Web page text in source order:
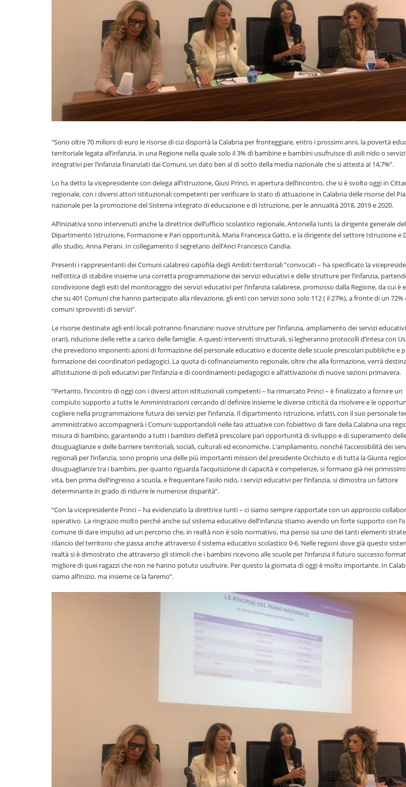
“Sono oltre 70 milioni di euro le risorse di cui disporrà la Calabria per fronteggiare, entro i prossimi anni, la povertà
territoriale legata all’infanzia, in una Regione nella quale solo il 3% di bambine e bambini usufruisce di asili nido o servizi
integrativi per l’infanzia finanziati dai Comuni, un dato ben al di sotto della media nazionale che si attesta al 14,7%”.
Lo ha detto la vicepresidente con delega all’Istruzione, Giusi Princi, in apertura dell’incontro, che si è svolto oggi in
regionale, con i diversi attori istituzionali competenti per verificare lo stato di attuazione in Calabria delle risorse del
nazionale per la promozione del Sistema integrato di educazione e di Istruzione, per le annualità 2018, 2019 e 2020.
All’iniziativa sono intervenuti anche la direttrice dell’ufficio scolastico regionale, Antonella Iunti, la dirigente generale del
Dipartimento Istruzione, Formazione e Pari opportunità, Maria Francesca Gatto, e la dirigente del settore Istruzione e
allo studio, Anna Perani. In collegamento il segretario dell’Anci Francesco Candia.
Presenti i rappresentanti dei Comuni calabresi capofila degli Ambiti territoriali “convocati – ha specificato la
nell’ottica di stabilire insieme una corretta programmazione dei servizi educativi e delle strutture per l’infanzia,
condivisione degli esiti del monitoraggio dei servizi educativi per l’infanzia calabrese, promosso dalla Regione, da cui è
che su 401 Comuni che hanno partecipato alla rilevazione, gli enti con servizi sono solo 112 ( il 27%), a fronte di un 72%
comuni sprovvisti di servizi”.
Le risorse destinate agli enti locali potranno finanziare: nuove strutture per l’infanzia, ampliamento dei servizi
orari), riduzione delle rette a carico delle famiglie. A questi interventi strutturali, si legheranno protocolli d’intesa con
che prevedono imponenti azioni di formazione del personale educativo e docente delle scuole prescolari pubbliche e
formazione dei coordinatori pedagogici. La quota di cofinanziamento regionale, oltre che alla formazione, verrà
all’istituzione di poli educativi per l’infanzia e di coordinamenti pedagogici e all’attivazione di nuove sezioni primavera.
“Pertanto, l’incontro di oggi con i diversi attori istituzionali competenti – ha rimarcato Princi – è finalizzato a fornire un
compiuto supporto a tutte le Amministrazioni cercando di definire insieme le diverse criticità da risolvere e le
cogliere nella programmazione futura dei servizi per l’infanzia. Il dipartimento Istruzione, infatti, con il suo personale
amministrativo accompagnerà i Comuni supportandoli nelle fasi attuative con l’obiettivo di fare della Calabria una
misura di bambino, garantendo a tutti i bambini dell’età prescolare pari opportunità di sviluppo e di superamento
disuguaglianze e delle barriere territoriali, sociali, culturali ed economiche. L’ampliamento, nonché l’accessibilità dei
regionali per l’infanzia, sono proprio una delle più importanti mission del presidente Occhiuto e di tutta la Giunta
disuguaglianze tra i bambini, per quanto riguarda l’acquisizione di capacità e competenze, si formano già nei
vita, ben prima dell’ingresso a scuola, e frequentare l’asilo nido, i servizi educativi per l’infanzia, si dimostra un fattore
determinante in grado di ridurre le numerose disparità”.
“Con la vicepresidente Princi – ha evidenziato la direttrice Iunti – ci siamo sempre rapportate con un approccio
operativo. La ringrazio molto perché anche sul sistema educativo dell’infanzia stiamo avendo un forte supporto con
comune di dare impulso ad un percorso che, in realtà non è solo normativo, ma penso sia uno dei tanti elementi
rilancio del territorio che passa anche attraverso il sistema educativo scolastico 0-6. Nelle regioni dove già questo
realtà si è dimostrato che attraverso gli stimoli che i bambini ricevono alle scuole per l’infanzia il futuro successo
migliore di quei ragazzi che non ne hanno potuto usufruire. Per questo la giornata di oggi è molto importante. In
siamo all’inizio, ma insieme ce la faremo”.